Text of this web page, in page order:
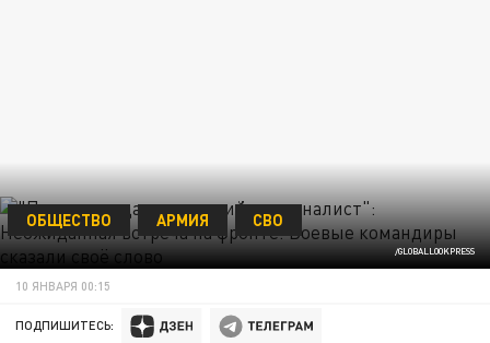
/GLOBALLOOKPRESS
ОБЩЕСТВО АРМИЯ СВО
10 ЯНВАРЯ 00:15
ПОДПИШИТЕСЬ: